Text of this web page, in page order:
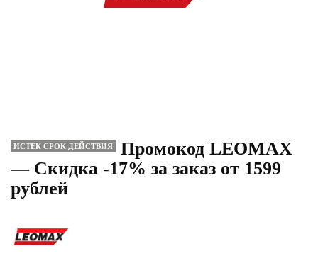
ИСТЕК СРОК ДЕЙСТВИЯ
Промокод LEOMAX
— Скидка -17% за заказ от 1599
рублей